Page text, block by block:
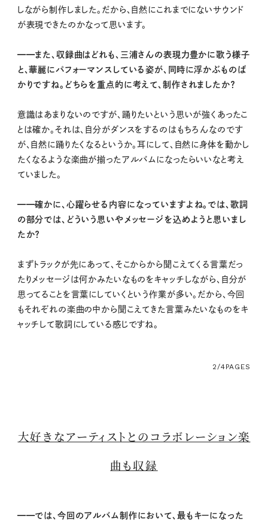
しながら制作しました。だから、自然にこれまでにないサウンド
が表現できたのかなって思います。
━━また、収録曲はどれも、三浦さんの表現力豊かに歌う様子
と、華麗にパフォーマンスしている姿が、同時に浮かぶものば
かりですね。どちらを重点的に考えて、制作されましたか？
意識はあまりないのですが、踊りたいという思いが強くあったこ
とは確か。それは、自分がダンスをするのはもちろんなのです
が、自然に踊りたくなるというか。耳にして、自然に身体を動かし
たくなるような楽曲が揃ったアルバムになったらいいなと考え
ていました。
━━確かに、心躍らせる内容になっていますよね。では、歌詞
の部分では、どういう思いやメッセージを込めようと思いまし
たか？
まずトラックが先にあって、そこからから聞こえてくる言葉だっ
たりメッセージは何かみたいなものをキャッチしながら、自分が
思ってることを言葉にしていくという作業が多い。だから、今回
もそれぞれの楽曲の中から聞こえてきた言葉みたいなものをキ
ャッチして歌詞にしている感じですね。
2/4PAGES
大好きなアーティストとのコラボレーション楽
曲も収録
━━では、今回のアルバム制作において、最もキーになった